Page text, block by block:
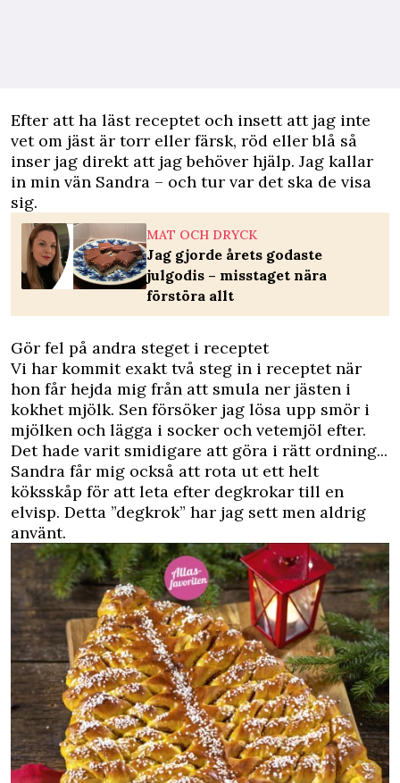
Efter att ha läst receptet och insett att jag inte
vet om jäst är torr eller färsk, röd eller blå så
inser jag direkt att jag behöver hjälp. Jag kallar
in min vän Sandra – och tur var det ska de visa
sig.
MAT OCH DRYCK
Jag gjorde årets godaste
julgodis – misstaget nära
förstöra allt
Gör fel på andra steget i receptet
Vi har kommit exakt två steg in i receptet när
hon får hejda mig från att smula ner jästen i
kokhet mjölk. Sen försöker jag lösa upp smör i
mjölken och lägga i socker och vetemjöl efter.
Det hade varit smidigare att göra i rätt ordning...
Sandra får mig också att rota ut ett helt
köksskåp för att leta efter degkrokar till en
elvisp. Detta ”degkrok” har jag sett men aldrig
använt.